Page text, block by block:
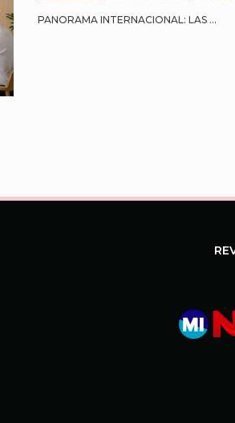
PANORAMA INTERNACIONAL: LAS ...